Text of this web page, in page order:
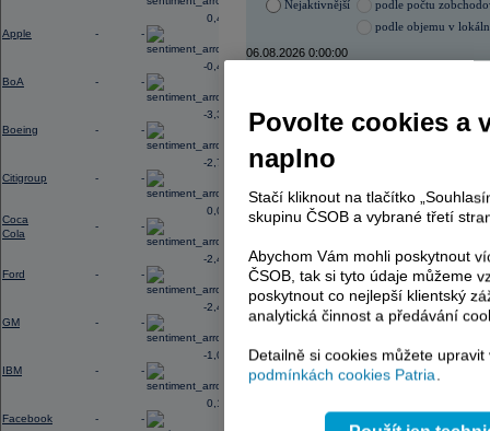
Apple - -
0,45
BoA - -
-0,40
Boeing - -
-3,33
Citigroup - -
-2,78
Coca
Cola
- -
0,02
Ford - -
-2,41
GM - -
-2,49
IBM - -
-1,06
Facebook - -
0,19
Nejaktivnější
podle počtu
podle objemu v
06.08.2026 0:00:00
ERSTE BANK
KOMERČNÍ BANKA
TMR
Region
select
Odeslat
Povolte cookies a
naplno
Stačí kliknout na tlačítko
skupinu ČSOB a vybrané třetí
Abychom Vám mohli poskytnout
ČSOB, tak si tyto údaje můžeme
poskytnout co nejlepší klientský
analytická činnost a předávání
Detailně si cookies můžete
podmínkách cookies Patria.